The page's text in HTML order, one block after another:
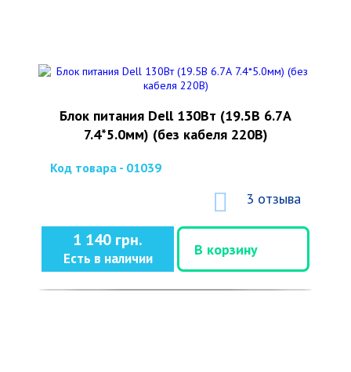
Блок питания Dell 130Вт (19.5В 6.7А
7.4*5.0мм) (без кабеля 220В)
Код товара - 01039
3 отзыва
1 140 грн.
Есть в наличии
В корзину